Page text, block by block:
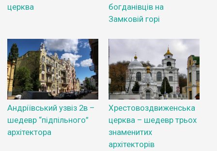
церква
богданівців на
Замковій горі
Андріївський узвіз 2в –
шедевр “підпільного”
архітектора
Хрестовоздвиженська
церква – шедевр трьох
знаменитих
архітекторів